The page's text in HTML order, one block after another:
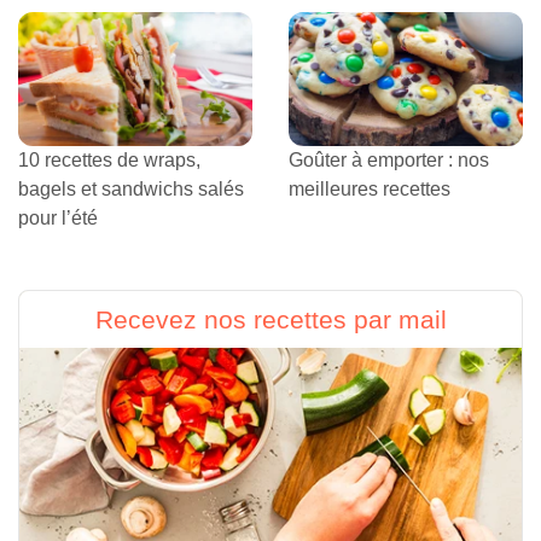
10 recettes de wraps,
bagels et sandwichs salés
pour l’été
Goûter à emporter : nos
meilleures recettes
Recevez nos recettes par mail